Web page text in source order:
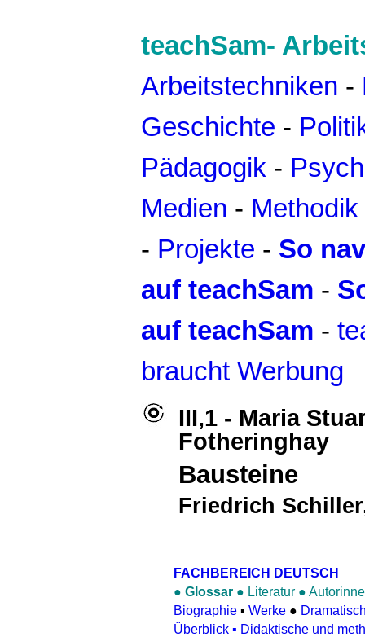
teachSam-
Arbeitstechniken -
Geschichte -
Pädagogik -
Medien -
- Projekte - So
auf teachSam -
auf teachSam -
braucht Werbung
III,1 - Maria
Fotheringhay
Bausteine
Friedrich
FACHBEREICH DEUTSCH
● Glossar ● Literatur ●
Biographie ▪ Werke ●
Überblick ▪ Didaktische und